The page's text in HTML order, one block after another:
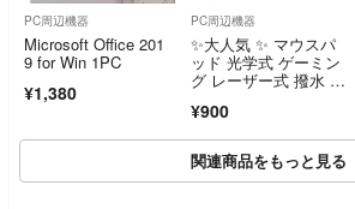
PC周辺機器
Microsoft Office 201
9 for Win 1PC
¥1,380
PC周辺機器
✨大人気 ✨ マウスパ
ッド 光学式 ゲーミン
グ レーザー式 撥水 大
¥900
関連商品をもっと見る